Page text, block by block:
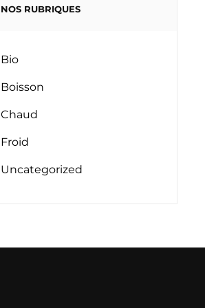
NOS RUBRIQUES
Bio
Boisson
Chaud
Froid
Uncategorized